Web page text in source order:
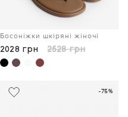
Босоніжки шкіряні жіночі
2028 грн 2528 грн
-75%